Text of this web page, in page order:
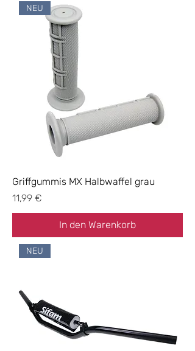
NEU
Griffgummis MX Halbwaffel grau
Preis
11,99 €
In den Warenkorb
NEU